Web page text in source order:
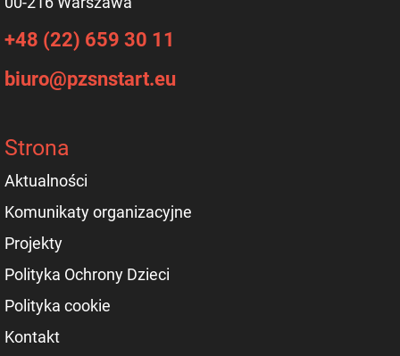
+48 (22) 659 30 11
biuro@pzsnstart.eu
Strona
Aktualności
Komunikaty organizacyjne
Projekty
Polityka Ochrony Dzieci
Polityka cookie
Kontakt